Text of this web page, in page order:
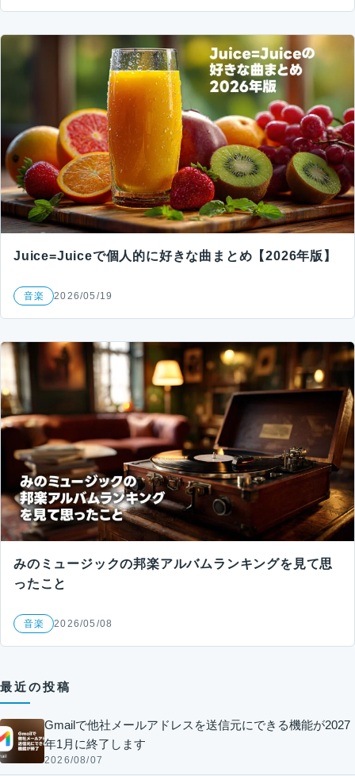
Juice=Juiceで個人的に好きな曲まとめ【2026年版】
音楽 2026/05/19
みのミュージックの邦楽アルバムランキングを見て思
ったこと
音楽 2026/05/08
最近の投稿
Gmailで他社メールアドレスを送信元にできる機能が2027
年1月に終了します
2026/08/07